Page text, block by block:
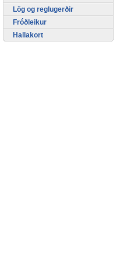
Lög og reglugerðir
Fróðleikur
Hallakort